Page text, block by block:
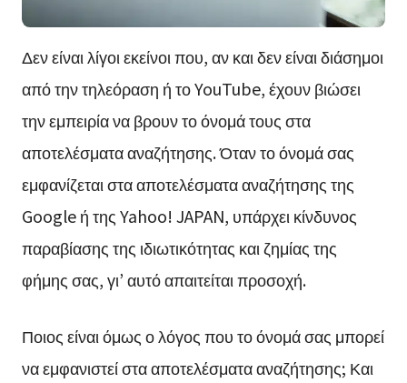
Δεν είναι λίγοι εκείνοι που, αν και δεν είναι διάσημοι
από την τηλεόραση ή το YouTube, έχουν βιώσει
την εμπειρία να βρουν το όνομά τους στα
αποτελέσματα αναζήτησης. Όταν το όνομά σας
εμφανίζεται στα αποτελέσματα αναζήτησης της
Google ή της Yahoo! JAPAN, υπάρχει κίνδυνος
παραβίασης της ιδιωτικότητας και ζημίας της
φήμης σας, γι’ αυτό απαιτείται προσοχή.
Ποιος είναι όμως ο λόγος που το όνομά σας μπορεί
να εμφανιστεί στα αποτελέσματα αναζήτησης; Και